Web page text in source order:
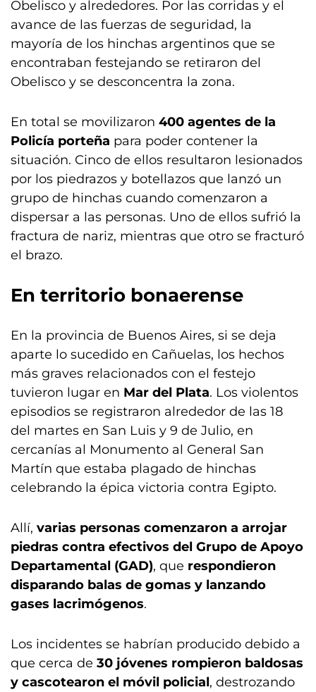
Obelisco y alrededores. Por las corridas y el
avance de las fuerzas de seguridad, la
mayoría de los hinchas argentinos que se
encontraban festejando se retiraron del
Obelisco y se desconcentra la zona.
En total se movilizaron 400 agentes de la
Policía porteña para poder contener la
situación. Cinco de ellos resultaron lesionados
por los piedrazos y botellazos que lanzó un
grupo de hinchas cuando comenzaron a
dispersar a las personas. Uno de ellos sufrió la
fractura de nariz, mientras que otro se fracturó
el brazo.
En territorio bonaerense
En la provincia de Buenos Aires, si se deja
aparte lo sucedido en Cañuelas, los hechos
más graves relacionados con el festejo
tuvieron lugar en Mar del Plata. Los violentos
episodios se registraron alrededor de las 18
del martes en San Luis y 9 de Julio, en
cercanías al Monumento al General San
Martín que estaba plagado de hinchas
celebrando la épica victoria contra Egipto.
Allí, varias personas comenzaron a arrojar
piedras contra efectivos del Grupo de Apoyo
Departamental (GAD), que respondieron
disparando balas de gomas y lanzando
gases lacrimógenos.
Los incidentes se habrían producido debido a
que cerca de 30 jóvenes rompieron baldosas
y cascotearon el móvil policial, destrozando